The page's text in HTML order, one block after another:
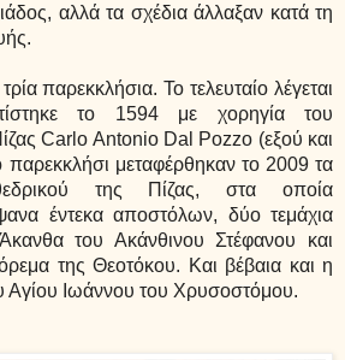
αλλά τα σχέδια άλλαξαν κατά τη
παρεκκλήσια. Το τελευταίο λέγεται
το 1594 με χορηγία του
Carlo Antonio Dal Pozzo (εξού και
μεταφέρθηκαν το 2009 τα
της Πίζας, στα οποία
έντεκα αποστόλων, δύο τεμάχια
του Ακάνθινου Στέφανου και
της Θεοτόκου. Και βέβαια και η
Αγίου Ιωάννου του Χρυσοστόμου.